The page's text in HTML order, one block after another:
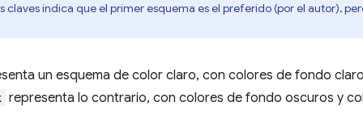
claves indica que el primer esquema es el preferido (por el autor),
un esquema de color claro, con colores de fondo
representa lo contrario, con colores de fondo oscuros y